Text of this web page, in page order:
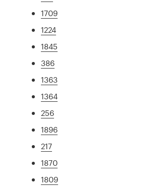
1709
1224
1845
386
1363
1364
256
1896
217
1870
1809